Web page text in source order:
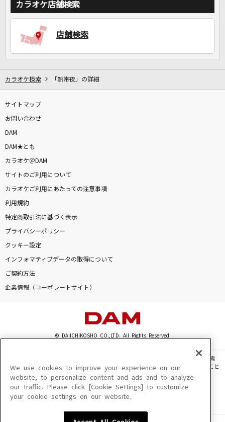
カラオケ店舗検索
店舗検索
カラオケ検索 「熱帯夜」の詳細
サイトマップ
お問い合わせ
DAM
DAM★とも
カラオケ＠DAM
サイトのご利用について
カラオケご利用にあたっての注意事項
利用規約
特定商取引法に基づく表示
プライバシーポリシー
クッキー設定
インフォマティブデータの取得について
ご契約方法
企業情報（コーポレートサイト）
© DAIICHIKOSHO CO.,LTD. All Rights Reserved.
このサイトに掲載されている一切の文章・画像・写真・動画・音声等を、手段や形態
を問わず、著作権法の定める範囲を超えて無断で複製、転載、ファイル化などすること
を禁じます。
楽曲及びコンテンツは、機種によりご利用いただけない場合があります。
楽曲及びコンテンツの配信日、配信内容が変更になる場合があります。
We use cookies to improve your experience on our
website, to personalize content and ads and to analyze
our traffic. Please click [Cookie Settings] to customize
your cookie settings on our website.